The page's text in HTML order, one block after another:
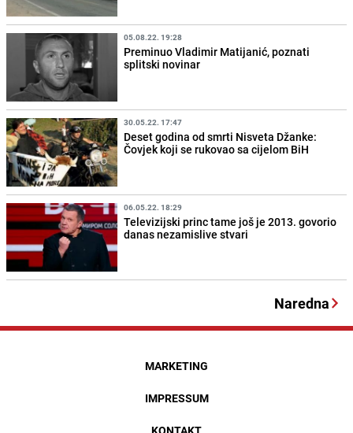
05.08.22. 19:28
Preminuo Vladimir Matijanić, poznati
splitski novinar
30.05.22. 17:47
Deset godina od smrti Nisveta Džanke:
Čovjek koji se rukovao sa cijelom BiH
06.05.22. 18:29
Televizijski princ tame još je 2013. govorio
danas nezamislive stvari
Naredna
MARKETING
IMPRESSUM